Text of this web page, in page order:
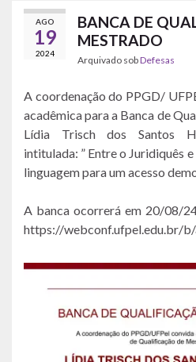
AGO
19
2024
BANCA DE
MESTRADO
Arquivado sobDefesas
A coordenação do PPGD/
acadêmica para a Banca de
Lídia Trisch dos Santos
intitulada: ” Entre o Juridiquês
linguagem para um acesso
A banca ocorrerá em 20/08/
https://webconf.ufpel.edu.br/